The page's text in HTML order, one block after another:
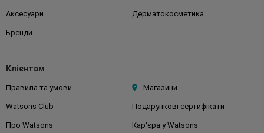
Аксесуари Дерматокосметика
Бренди
Клієнтам
Правила та умови Магазини
Watsons Club Подарункові сертифікати
Про Watsons Кар'єра у Watsons